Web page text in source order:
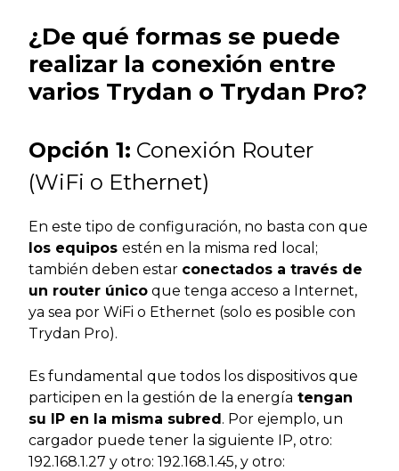
¿De qué formas se puede
realizar la conexión entre
varios Trydan o Trydan Pro?
Opción 1: Conexión Router
(WiFi o Ethernet)
En este tipo de configuración, no basta con que
los equipos estén en la misma red local;
también deben estar conectados a través de
un router único que tenga acceso a Internet,
ya sea por WiFi o Ethernet (solo es posible con
Trydan Pro).
Es fundamental que todos los dispositivos que
participen en la gestión de la energía tengan
su IP en la misma subred. Por ejemplo, un
cargador puede tener la siguiente IP, otro:
192.168.1.27 y otro: 192.168.1.45, y otro: